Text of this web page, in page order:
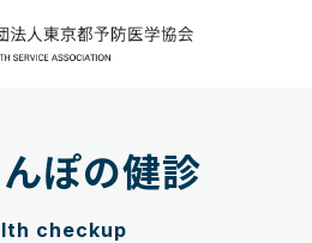
ぽの健診
checkup